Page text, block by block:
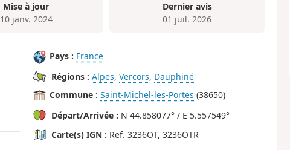
Mise à jour
10 janv. 2024
Dernier avis
01 juil. 2026
Pays : France
Régions : Alpes,Vercors, Dauphiné
Commune : Saint-Michel-les-Portes (38650)
Départ/Arrivée : N 44.858077° / E 5.557549°
Carte(s) IGN : Ref. 3236OT, 3236OTR